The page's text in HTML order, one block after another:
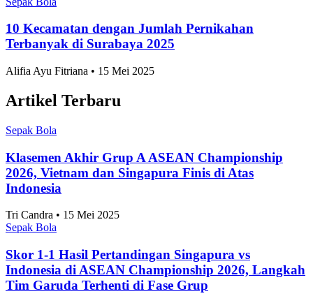
10 Kecamatan dengan Jumlah Pernikahan
Terbanyak di Surabaya 2025
Alifia Ayu Fitriana • 15 Mei 2025
Artikel Terbaru
Sepak Bola
Klasemen Akhir Grup A ASEAN Championship
2026, Vietnam dan Singapura Finis di Atas
Indonesia
Tri Candra • 15 Mei 2025
Sepak Bola
Skor 1-1 Hasil Pertandingan Singapura vs
Indonesia di ASEAN Championship 2026, Langkah
Tim Garuda Terhenti di Fase Grup